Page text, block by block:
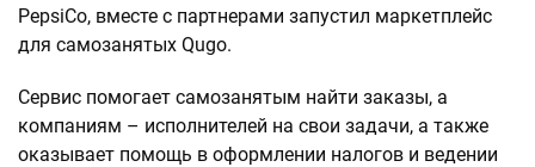
PepsiCo, вместе с партнерами запустил маркетплейс
для самозанятых Qugo.
Сервис помогает самозанятым найти заказы, а
компаниям – исполнителей на свои задачи, а также
оказывает помощь в оформлении налогов и ведении